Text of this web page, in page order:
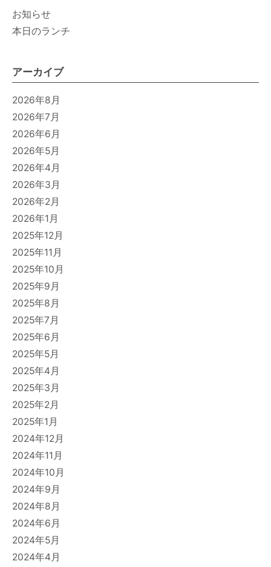
お知らせ
本日のランチ
アーカイブ
2026年8月
2026年7月
2026年6月
2026年5月
2026年4月
2026年3月
2026年2月
2026年1月
2025年12月
2025年11月
2025年10月
2025年9月
2025年8月
2025年7月
2025年6月
2025年5月
2025年4月
2025年3月
2025年2月
2025年1月
2024年12月
2024年11月
2024年10月
2024年9月
2024年8月
2024年6月
2024年5月
2024年4月